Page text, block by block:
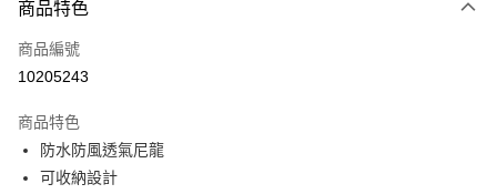
信用卡一次付款
信用卡分期付款
合作金庫商業銀行
華南商業銀行
上海商業儲蓄銀行
LINE Pay
Apple Pay
商品特色
商品編號
10205243
商品特色
防水防風透氣尼龍
可收納設計